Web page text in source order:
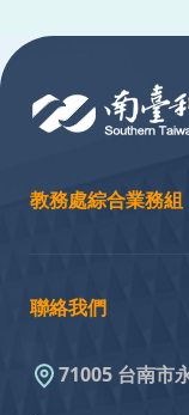
教務處綜合業務組
聯絡我們
71005 台南市